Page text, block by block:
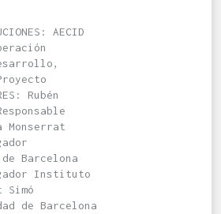
AECID
Rubén
Barcelona
Instituto
Simó
de Barcelona